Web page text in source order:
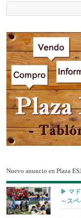
Nuevo anuncio en Plaza
▶︎ マ
～ス